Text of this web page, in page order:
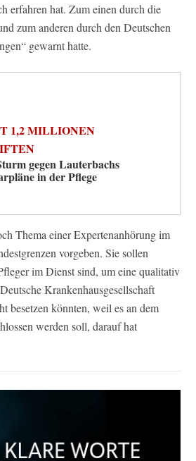
erfahren hat. Zum einen durch die
zum anderen durch den Deutschen
gewarnt hatte.
1,2 MILLIONEN
gegen Lauterbachs
in der Pflege
Thema einer Expertenanhörung im
vorgeben. Sie sollen
im Dienst sind, um eine qualitativ
Krankenhausgesellschaft
besetzen könnten, weil es an dem
werden soll, darauf hat